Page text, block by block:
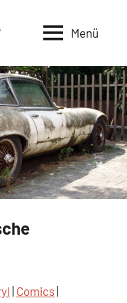
Menü
| Comics|